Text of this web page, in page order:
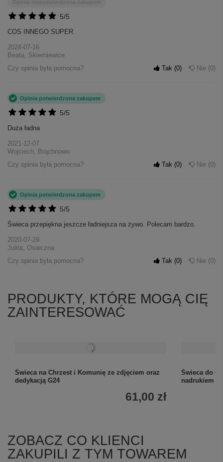
5/5
COS INNEGO SUPER
2024-07-16
Beata, Skierniewice
Czy opinia była pomocna?
Tak 0 Nie 0
5/5
Opinia potwierdzona zakupem
Duża ładna
2021-12-07
Wojciech, Brąchnowo
Czy opinia była pomocna?
Tak 0 Nie 0
5/5
Opinia potwierdzona zakupem
Świeca przepiękna jeszcze ładniejsza na żywo. Polecam bardzo.
2020-07-29
Julita, Osieczna
Czy opinia była pomocna?
Tak 0 Nie 0
PRODUKTY, KTÓRE MOGĄ CIĘ
ZAINTERESOWAĆ
Świeca na Chrzest i Komunię ze zdjęciem oraz
dedykacją G24
61,00 zł
Świeca do
nadrukiem
ZOBACZ CO KLIENCI
ZAKUPILI Z TYM TOWAREM